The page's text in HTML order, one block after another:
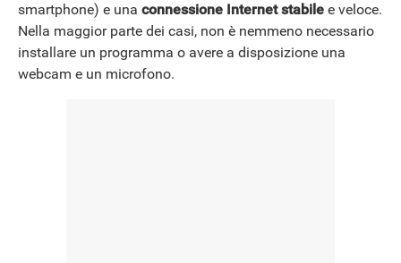
NEWS
smartphone) e una connessione Internet stabile e veloce.
Nella maggior parte dei casi, non è nemmeno necessario
installare un programma o avere a disposizione una
webcam e un microfono.